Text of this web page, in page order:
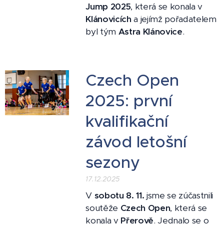
Jump 2025, která se konala v
Klánovicích a jejímž pořadatelem
byl tým Astra Klánovice. 🎄✨
Czech Open
2025: první
kvalifikační
závod letošní
sezony
17.12.2025
V sobotu 8. 11. jsme se zúčastnili
soutěže Czech Open, která se
konala v Přerově. Jednalo se o